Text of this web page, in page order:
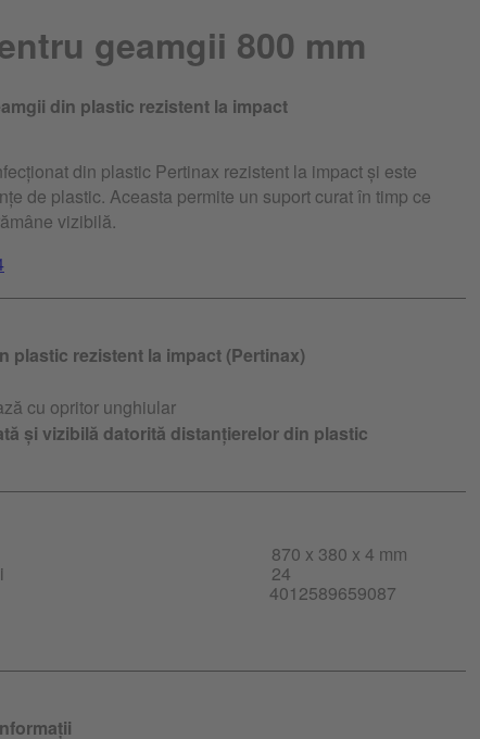
geamgii 800 mm
din plastic rezistent la impact
din plastic Pertinax rezistent la impact și este
de plastic. Aceasta permite un suport curat în timp ce
vizibilă.
plastic rezistent la impact (Pertinax)
cu opritor unghiular
și vizibilă datorită distanțierelor din plastic
870 x 380 x 4 mm
24
4012589659087